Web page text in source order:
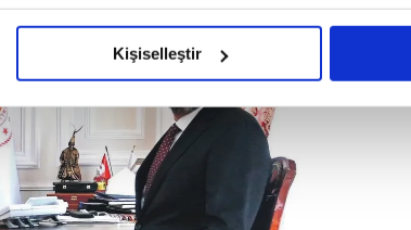
çabayı gösterdiğimizi ve bu noktada, reklamların
İnternet Sitemizde kendimize ve üçüncü kişilere ait
işlenmekte olup gerekli olan çerezler bilgi toplumu
sitemizin daha işlevsel kılınması ve
amaçlarıyla sınırlı olarak açık rızanız dahilinde
Kişiselleştir